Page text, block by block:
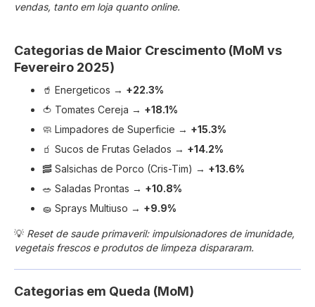
vendas, tanto em loja quanto online.
Categorias de Maior Crescimento (MoM vs
Fevereiro 2025)
🥤 Energeticos → +22.3%
🍅 Tomates Cereja → +18.1%
🧼 Limpadores de Superficie → +15.3%
🧃 Sucos de Frutas Gelados → +14.2%
🥓 Salsichas de Porco (Cris-Tim) → +13.6%
🥗 Saladas Prontas → +10.8%
🧽 Sprays Multiuso → +9.9%
💡 Reset de saude primaveril: impulsionadores de imunidade,
vegetais frescos e produtos de limpeza dispararam.
Categorias em Queda (MoM)